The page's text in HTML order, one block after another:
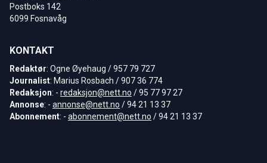
Postboks 142
6099 Fosnavåg
KONTAKT
Redaktør: Ogne Øyehaug / 957 79 727
Journalist: Marius Rosbach / 907 36 774
Redaksjon: - redaksjon@nett.no / 95 77 97 27
Annonse: - annonse@nett.no / 94 21 13 37
Abonnement: - abonnement@nett.no / 94 21 13 37